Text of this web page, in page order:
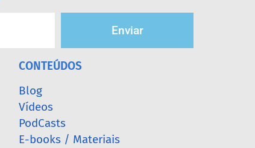
Enviar
CONTEÚDOS
Blog
Vídeos
PodCasts
E-books / Materiais